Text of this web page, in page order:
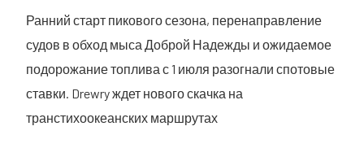
Ранний старт пикового сезона, перенаправление
судов в обход мыса Доброй Надежды и ожидаемое
подорожание топлива с 1 июля разогнали спотовые
ставки. Drewry ждет нового скачка на
транстихоокеанских маршрутах